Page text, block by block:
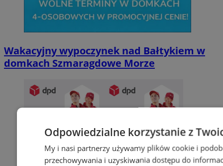
Wakacyjny wypoczynek nad Bałtykiem w
domkach Szmaragdowe Morze
Odpowiedzialne korzystanie z
My i nasi partnerzy używamy plików cookie i
przechowywania i uzyskiwania dostępu do